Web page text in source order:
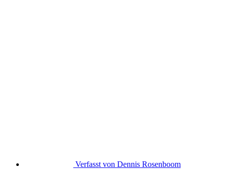
Verfasst von Dennis Rosenboom